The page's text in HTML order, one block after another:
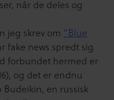
når de deles og
jeg skrev om “Blue
fake news spredt sig
forbundet hermed er
og det er endnu
Budeikin, en russisk